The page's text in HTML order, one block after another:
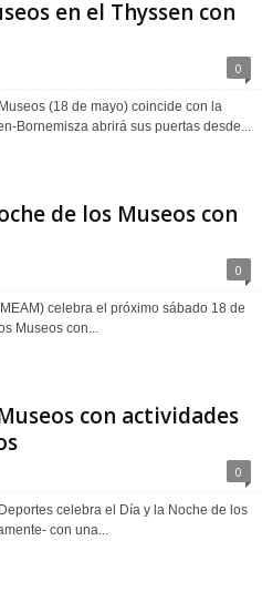
en el Thyssen con
0
(18 de mayo) coincide con la
Bornemisza abrirá sus puertas desde...
de los Museos con
0
celebra el próximo sábado 18 de
Museos con...
con actividades
0
celebra el Día y la Noche de los
con una...